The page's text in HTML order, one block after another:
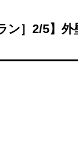
ン］2/5】